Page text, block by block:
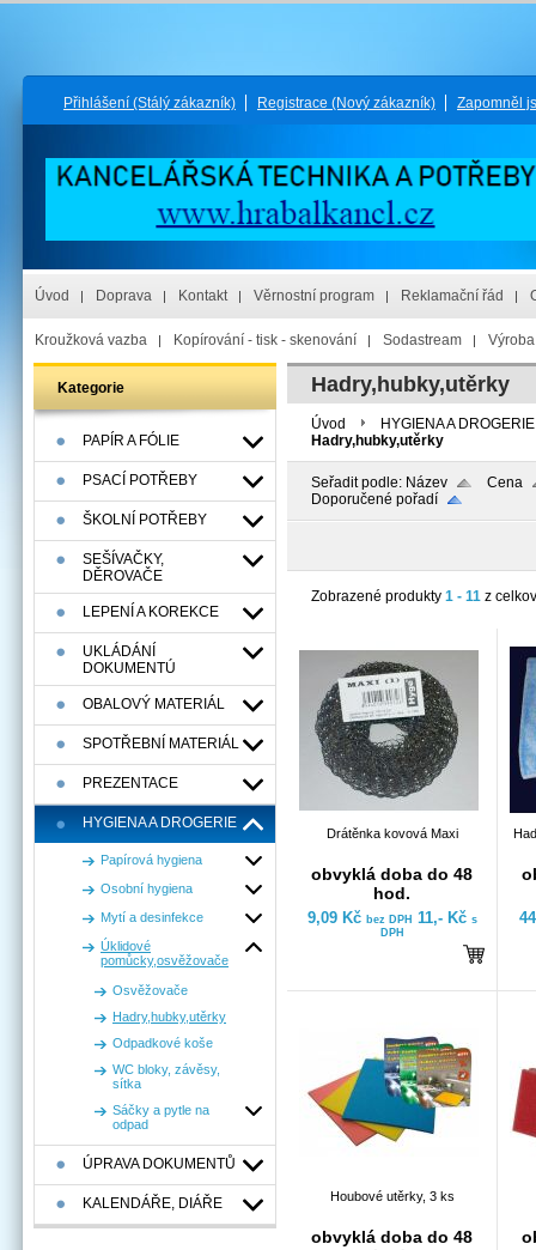
Přihlášení (Stálý zákazník) Registrace (Nový zákazník) Zapomněl
Úvod Doprava Kontakt Věrnostní program Reklamační řád
Kroužková vazba Kopírování - tisk - skenování Sodastream
Kategorie
PAPÍR A FÓLIE
PSACÍ POTŘEBY
ŠKOLNÍ POTŘEBY
SEŠÍVAČKY,
DĚROVAČE
LEPENÍ A KOREKCE
UKLÁDÁNÍ
DOKUMENTÚ
OBALOVÝ MATERIÁL
SPOTŘEBNÍ MATERIÁL
PREZENTACE
HYGIENA A DROGERIE
Papírová hygiena
Osobní hygiena
Mytí a desinfekce
Úklidové
pomůcky,osvěžovače
Osvěžovače
Hadry,hubky,utěrky
Odpadkové koše
WC bloky, závěsy,
sítka
Sáčky a pytle na
odpad
ÚPRAVA DOKUMENTŮ
KALENDÁŘE, DIÁŘE
Hadry,hubky,utěrky
Úvod
HYGIENA A DROGERIE
Hadry,hubky,utěrky
Seřadit podle: Název
Cena
Doporučené pořadí
Zobrazené produkty 1 - 11 z
Drátěnka kovová Maxi
obvyklá doba do 48
hod.
9,09 Kč bez DPH 11,- Kč s
DPH
Houbové utěrky, 3 ks
obvyklá doba do 48